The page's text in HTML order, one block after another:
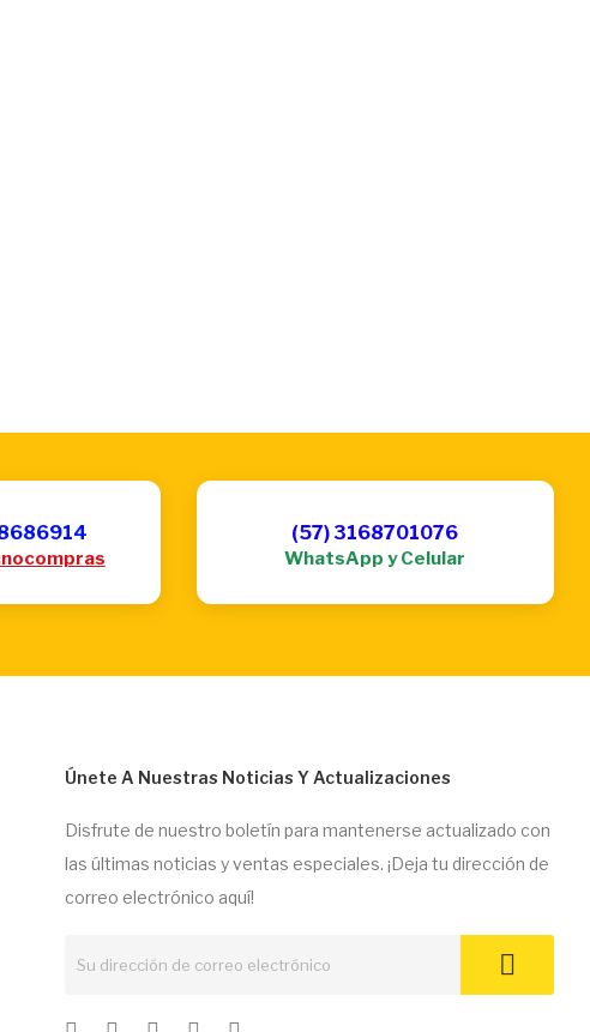
(57) 3168701076
WhatsApp y Celular
Únete A Nuestras Noticias Y Actualizaciones
Disfrute de nuestro boletín para mantenerse actualizado con
las últimas noticias y ventas especiales. ¡Deja tu dirección de
correo electrónico aquí!